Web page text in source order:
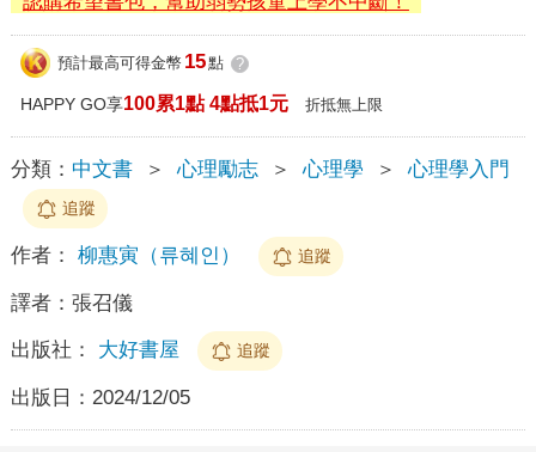
預計最高可得金幣 15點 ?
HAPPY GO享100累1點 4點抵1元 折抵無上限
分類： 中文書 ＞ 心理勵志 ＞ 心理學 ＞ 心理學入門
追蹤
作者： 柳惠寅（류혜인） 追蹤
譯者： 張召儀
出版社： 大好書屋 追蹤
出版日： 2024/12/05